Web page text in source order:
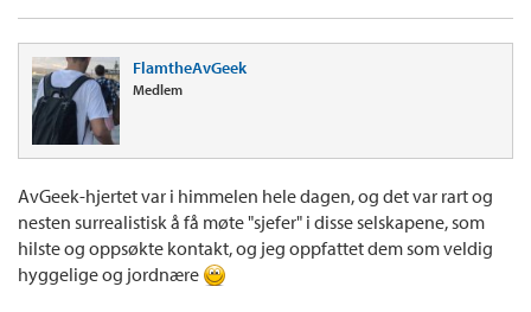
FlamtheAvGeek
Medlem
AvGeek-hjertet var i himmelen hele dagen, og det var rart og
nesten surrealistisk å få møte "sjefer" i disse selskapene, som
hilste og oppsøkte kontakt, og jeg oppfattet dem som veldig
hyggelige og jordnære